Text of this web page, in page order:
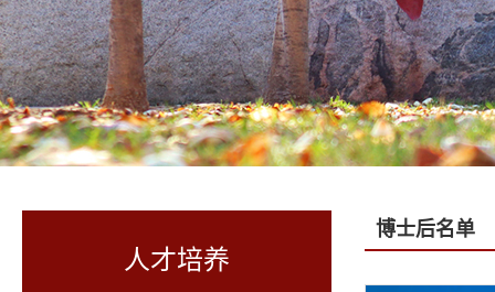
人才培养
博士后名单